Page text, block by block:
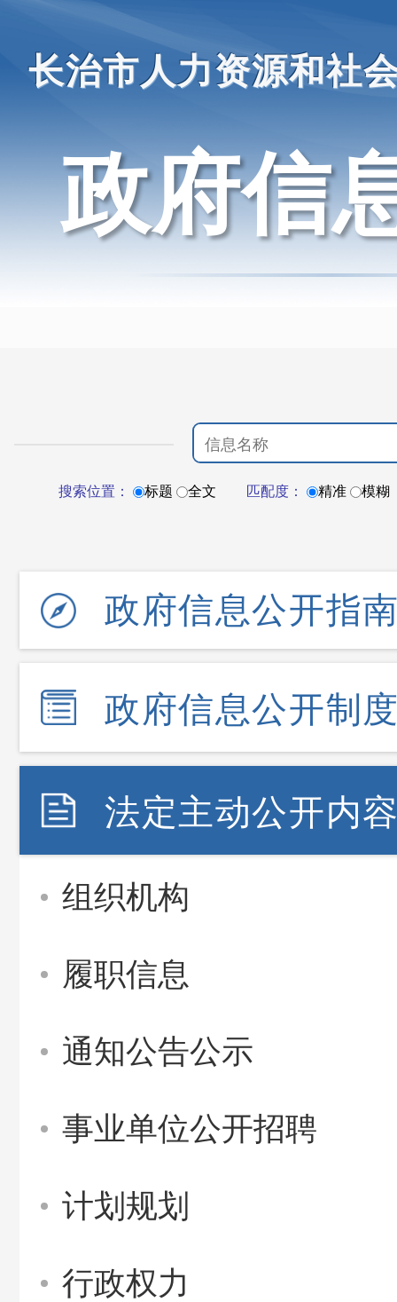
长治市人力资源和社
政府信
搜索位置： 标题 全文 匹配度： 精准 模糊
政府信息公开指
政府信息公开制
法定主动公开内
组织机构
履职信息
通知公告公示
事业单位公开招聘
计划规划
行政权力